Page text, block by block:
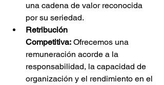
una cadena de valor reconocida
por su seriedad.
Retribución
Competitiva: Ofrecemos una
remuneración acorde a la
responsabilidad, la capacidad de
organización y el rendimiento en el